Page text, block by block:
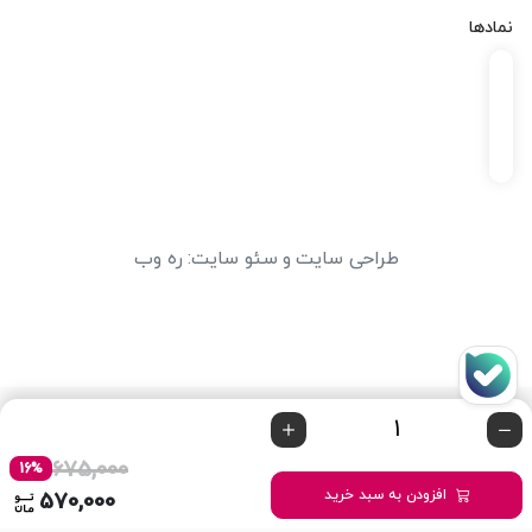
افزودن به سبد خرید
675,000
16%
570,000
نمادها
طراحی سایت و سئو سایت: ره وب